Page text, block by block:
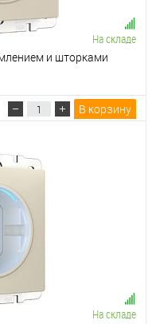
На складе
и шторками
В корзину
На складе